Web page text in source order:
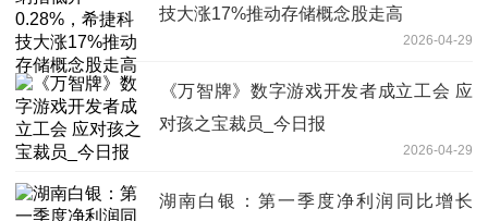
技大涨17%推动存储概念股走高
2026-04-29
‌《万智牌》数字游戏开发者成立工会 应
对孩之宝裁员_今日报
2026-04-29
湖南白银：第一季度净利润同比增长